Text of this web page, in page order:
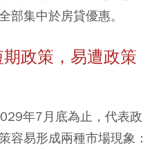
部集中於房貸優惠。
政策，易遭政策
年7月底為止，代表政
容易形成兩種市場現象：